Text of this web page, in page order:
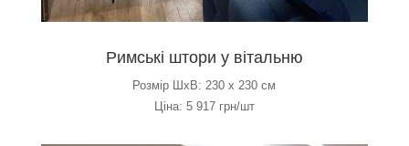
Римські штори у вітальню
Розмір ШхВ: 230 х 230 см
Ціна: 5 917 грн/шт